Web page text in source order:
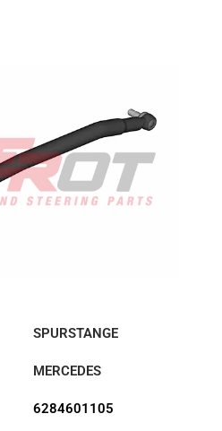
SPURSTANGE
MERCEDES
6284601105